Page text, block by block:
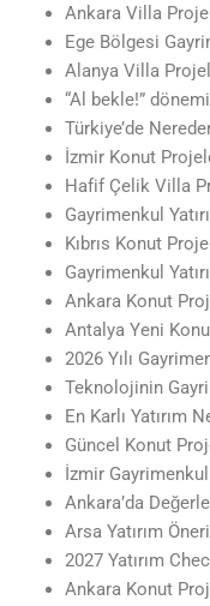
Ankara Villa
Ege Bölgesi
Alanya Villa
“Al bekle!”
Türkiye’de
İzmir Konut
Hafif Çelik Villa
Gayrimenkul
Kıbrıs Konut
Gayrimenkul
Ankara Konut
Antalya Yeni
2026 Yılı
Teknolojinin
En Karlı Yatırım
Güncel Konut
İzmir
Ankara’da
Arsa Yatırım
2027 Yatırım
Ankara Konut